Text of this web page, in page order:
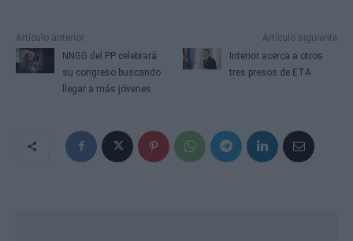
Artículo anterior
NNGG del PP celebrará
su congreso buscando
llegar a más jóvenes
Artículo siguiente
Interior acerca a otros
tres presos de ETA